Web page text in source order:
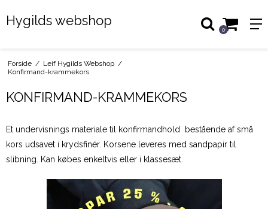
Hygilds webshop
0
Forside / Leif Hygilds Webshop /
Konfirmand-krammekors
KONFIRMAND-KRAMMEKORS
Et undervisnings materiale til konfirmandhold bestående af små
kors udsavet i krydsfinér. Korsene leveres med sandpapir til
slibning. Kan købes enkeltvis eller i klassesæt.